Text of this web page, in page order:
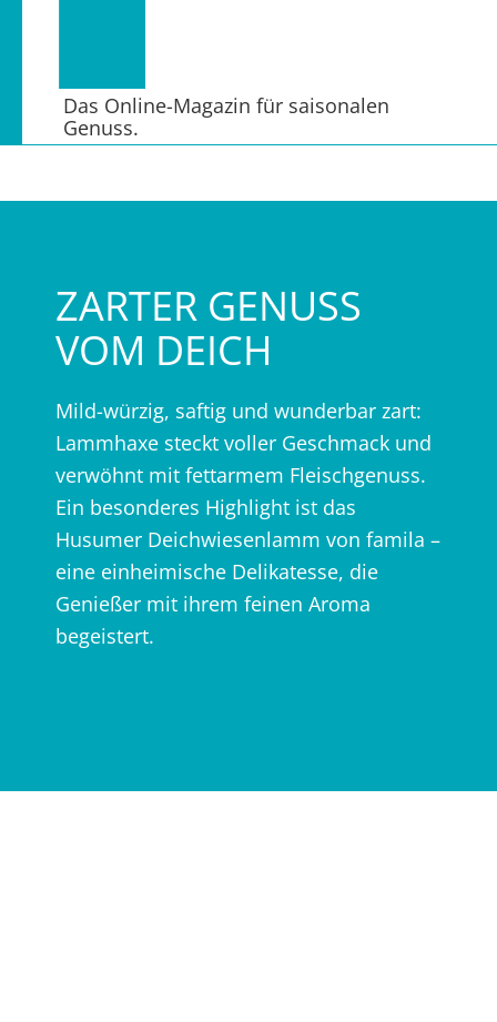
Das Online-Magazin für saisonalen
Genuss.
ZARTER GENUSS
VOM DEICH
Mild-würzig, saftig und wunderbar zart:
Lammhaxe steckt voller Geschmack und
verwöhnt mit fettarmem Fleischgenuss.
Ein besonderes Highlight ist das
Husumer Deichwiesenlamm von famila –
eine einheimische Delikatesse, die
Genießer mit ihrem feinen Aroma
begeistert.